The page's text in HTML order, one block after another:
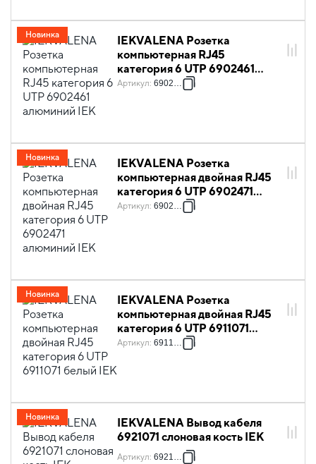
IEKVALENA Розетка
компьютерная RJ45
категория 6 UTP 6902461
алюминий IEK
Артикул: 6902461
Новинка
IEKVALENA Розетка
компьютерная двойная RJ45
категория 6 UTP 6902471
алюминий IEK
Артикул: 6902471
Новинка
IEKVALENA Розетка
компьютерная двойная RJ45
категория 6 UTP 6911071
белый IEK
Артикул: 6911071
Новинка
IEKVALENA Вывод кабеля
6921071 слоновая кость IEK
Артикул: 6921071
Новинка